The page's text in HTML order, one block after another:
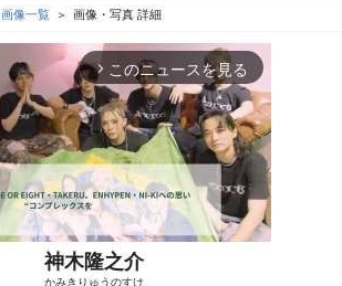
画像一覧 画像・写真 詳細
arrow_forward_ios このニュースを見る
神木隆之介
かみきりゅうのすけ